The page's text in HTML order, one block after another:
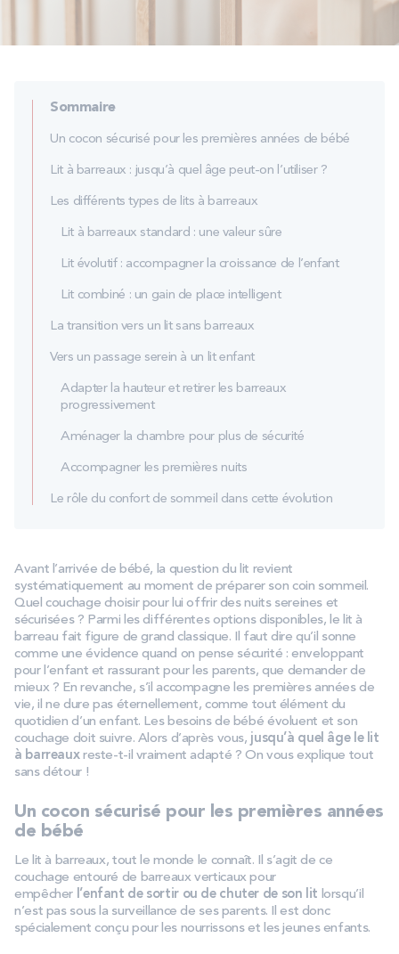
Nos engagements
Sommaire
Un cocon sécurisé pour les premières années de bébé
Lit à barreaux : jusqu’à quel âge peut-on l’utiliser ?
Les différents types de lits à barreaux
Lit à barreaux standard : une valeur sûre
Lit évolutif : accompagner la croissance de l’enfant
Lit combiné : un gain de place intelligent
La transition vers un lit sans barreaux
Vers un passage serein à un lit enfant
Adapter la hauteur et retirer les barreaux
progressivement
Aménager la chambre pour plus de sécurité
Accompagner les premières nuits
Le rôle du confort de sommeil dans cette évolution
Avant l’arrivée de bébé, la question du lit revient
systématiquement au moment de préparer son coin sommeil.
Quel couchage choisir pour lui offrir des nuits sereines et
sécurisées ? Parmi les différentes options disponibles, le lit à
barreau fait figure de grand classique. Il faut dire qu’il sonne
comme une évidence quand on pense sécurité : enveloppant
pour l’enfant et rassurant pour les parents, que demander de
mieux ? En revanche, s’il accompagne les premières années de
vie, il ne dure pas éternellement, comme tout élément du
quotidien d’un enfant. Les besoins de bébé évoluent et son
couchage doit suivre. Alors d’après vous, jusqu’à quel âge le lit
à barreauxreste-t-il vraiment adapté ? On vous explique tout
sans détour !
Un cocon sécurisé pour les premières années
de bébé
Le lit à barreaux, tout le monde le connaît. Il s’agit de ce
couchage entouré de barreaux verticaux pour
empêcher l’enfant de sortir ou de chuter de son lit lorsqu’il
n’est pas sous la surveillance de ses parents. Il est donc
spécialement conçu pour les nourrissons et les jeunes enfants.